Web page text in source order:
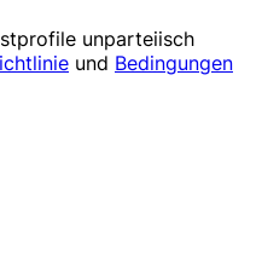
unparteiisch
und Bedingungen